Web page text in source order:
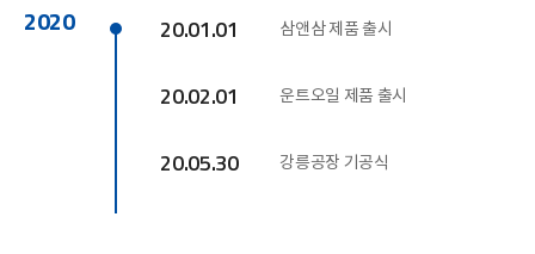
2020 20.01.01 삼앤삼 제품 출시
20.02.01 운트오일 제품 출시
20.05.30 강릉공장 기공식